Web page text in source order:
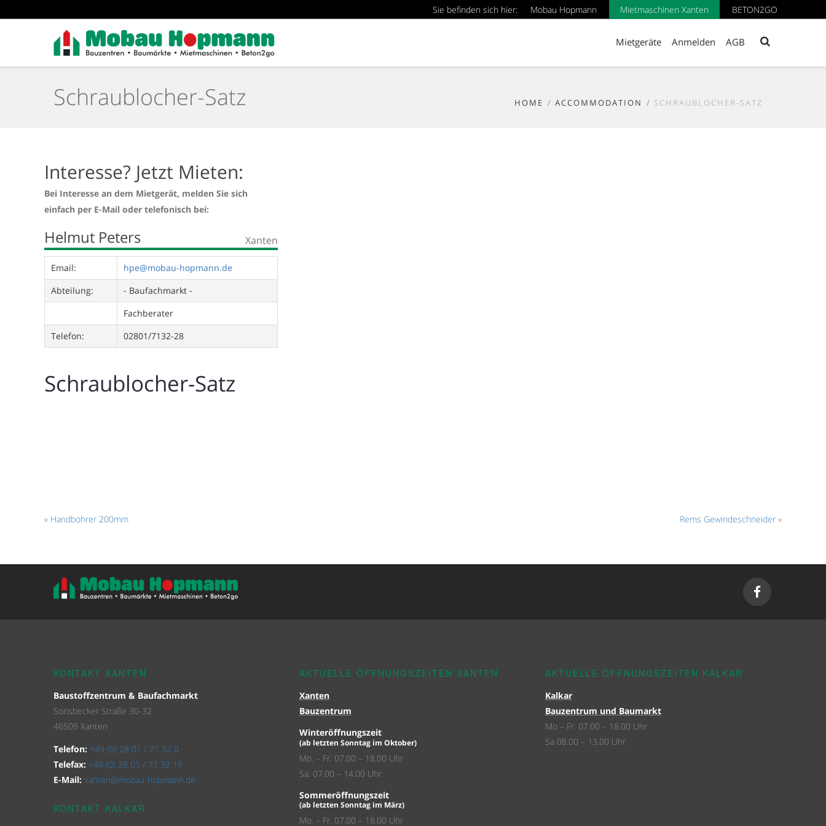
Sie befinden sich hier: Mobau Hopmann Mietmaschinen Xanten BETON2GO
Mietgeräte Anmelden AGB
Schraublocher-Satz HOME ACCOMMODATION SCHRAUBLOCHER-SATZ
Interesse? Jetzt Mieten:
Bei Interesse an dem Mietgerät, melden Sie sich
einfach per E-Mail oder telefonisch bei:
Helmut Peters Xanten
Email:
hpe@mobau-hopmann.de
Abteilung:
- Baufachmarkt -
Fachberater
Telefon:
02801/7132-28
Schraublocher-Satz
« Handbohrer 200mm Rems Gewindeschneider »
KONTAKT XANTEN
Baustoffzentrum & Baufachmarkt
Sonsbecker Straße 30-32
46509 Xanten
Telefon: +49 (0) 28 01 / 71 32 0
Telefax: +49 (0) 28 01 / 71 32 19
E-Mail: xanten@mobau-hopmann.de
KONTAKT KALKAR
AKTUELLE ÖFFNUNGSZEITEN XANTEN
Xanten
Bauzentrum
Winteröffnungszeit
(ab letzten Sonntag im Oktober)
Mo. – Fr. 07.00 – 18.00 Uhr
Sa. 07.00 – 14.00 Uhr
Sommeröffnungszeit
(ab letzten Sonntag im März)
Mo. – Fr. 07.00 – 18.00 Uhr
AKTUELLE ÖFFNUNGSZEITEN KALKAR
Kalkar
Bauzentrum und Baumarkt
Mo – Fr. 07.00 – 18.00 Uhr
Sa 08.00 – 13.00 Uhr.